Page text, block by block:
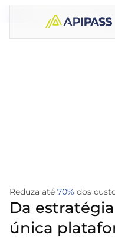
Reduza até 70% dos
Da
única